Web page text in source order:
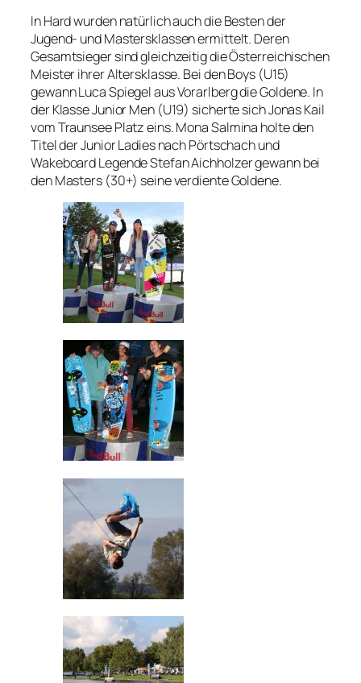
In Hard wurden natürlich auch die Besten der
Jugend- und Mastersklassen ermittelt. Deren
Gesamtsieger sind gleichzeitig die Österreichischen
Meister ihrer Altersklasse. Bei den Boys (U15)
gewann Luca Spiegel aus Vorarlberg die Goldene. In
der Klasse Junior Men (U19) sicherte sich Jonas Kail
vom Traunsee Platz eins. Mona Salmina holte den
Titel der Junior Ladies nach Pörtschach und
Wakeboard Legende Stefan Aichholzer gewann bei
den Masters (30+) seine verdiente Goldene.